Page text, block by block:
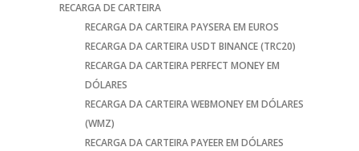
RECARGA DE CARTEIRA
RECARGA DA CARTEIRA PAYSERA EM EUROS
RECARGA DA CARTEIRA USDT BINANCE (TRC20)
RECARGA DA CARTEIRA PERFECT MONEY EM
DÓLARES
RECARGA DA CARTEIRA WEBMONEY EM DÓLARES
(WMZ)
RECARGA DA CARTEIRA PAYEER EM DÓLARES